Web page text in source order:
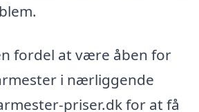
fordel at være åben for
i nærliggende
priser.dk for at få